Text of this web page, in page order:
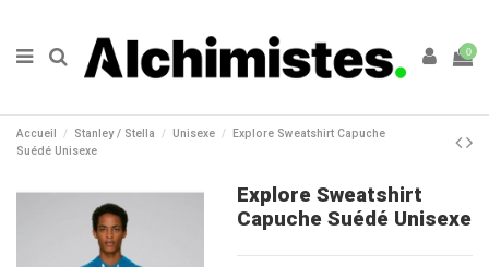
0
Accueil Stanley / Stella Unisexe
Explore Sweatshirt Capuche
Suédé Unisexe
Explore Sweatshirt
Capuche Suédé Unisexe